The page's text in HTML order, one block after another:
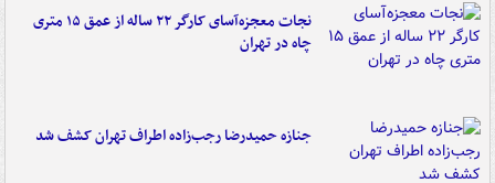
نجات معجزه‌آسای کارگر ۲۲ ساله از عمق ۱۵ متری
چاه در تهران
جنازه حمیدرضا رجب‌زاده اطراف تهران کشف شد